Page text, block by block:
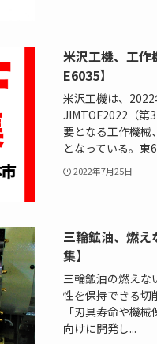
米沢工機、工作
E6035】
米沢工機は、
JIMTOF2022（第
要となる工作機械
となっている。東
2022年7月25日
三輪鉱油、燃え
集】
三輪鉱油の燃えな
性を保持できる切
「刃具寿命や機
向けに開発し...